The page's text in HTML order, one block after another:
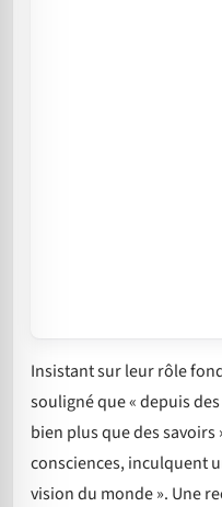
Insistant sur leur rôle
souligné que « depuis
bien plus que des
consciences, inculquent
vision du monde ». Une